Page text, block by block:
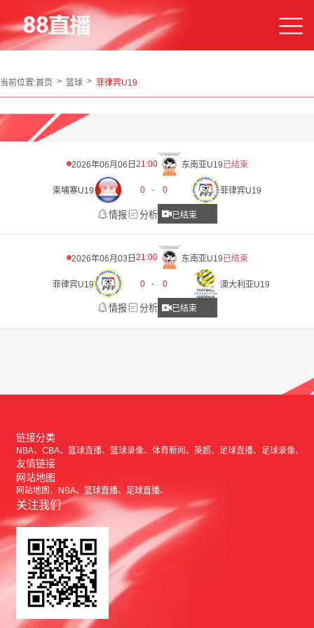
当前位置:首页 篮球 菲律宾U19
2026年06月06日 21:00 东南亚U19已结束
柬埔寨U19 0 - 0 菲律宾U19
情报 分析 已结束
2026年06月03日 21:00 东南亚U19已结束
菲律宾U19 0 - 0 澳大利亚U19
情报 分析 已结束
链接分类
NBA CBA 篮球直播 篮球录像 体育新闻 英超 足球直播 足球录像
友情链接
网站地图
网站地图 NBA 篮球直播 足球直播
关注我们